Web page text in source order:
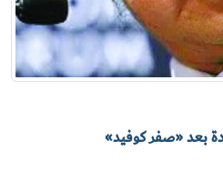
بعد «صفر كوفيد»